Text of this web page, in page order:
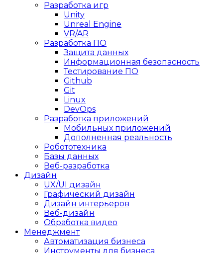
Разработка игр
Unity
Unreal Engine
VR/AR
Разработка ПО
Защита данных
Информационная безопасность
Тестирование ПО
Github
Git
Linux
DevOps
Разработка приложений
Мобильных приложений
Дополненная реальность
Робототехника
Базы данных
Веб-разработка
Дизайн
UX/UI дизайн
Графический дизайн
Дизайн интерьеров
Веб-дизайн
Обработка видео
Менеджмент
Автоматизация бизнеса
Инструменты для бизнеса